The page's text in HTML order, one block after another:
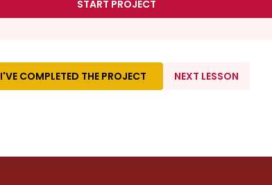
START PROJECT
I'VE COMPLETED THE PROJECT NEXT LESSON